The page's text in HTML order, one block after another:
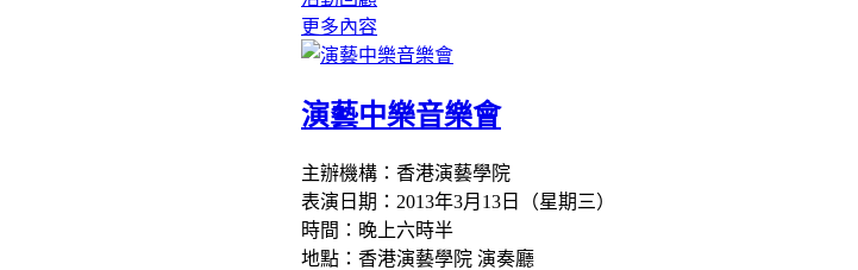
更多內容
演藝中樂音樂會
主辦機構：香港演藝學院
表演日期：2013年3月13日（星期三）
時間：晚上六時半
地點：香港演藝學院 演奏廳